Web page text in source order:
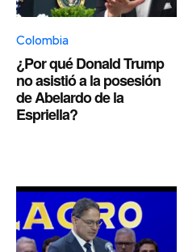
Colombia
¿Por qué Donald Trump
no asistió a la posesión
de Abelardo de la
Espriella?